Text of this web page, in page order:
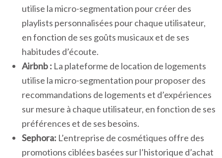
utilise la micro-segmentation pour créer des
playlists personnalisées pour chaque utilisateur,
en fonction de ses goûts musicaux et de ses
habitudes d’écoute.
Airbnb : La plateforme de location de logements
utilise la micro-segmentation pour proposer des
recommandations de logements et d’expériences
sur mesure à chaque utilisateur, en fonction de ses
préférences et de ses besoins.
Sephora: L’entreprise de cosmétiques offre des
promotions ciblées basées sur l’historique d’achat